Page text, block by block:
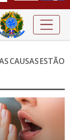
CAUSAS ESTÃO